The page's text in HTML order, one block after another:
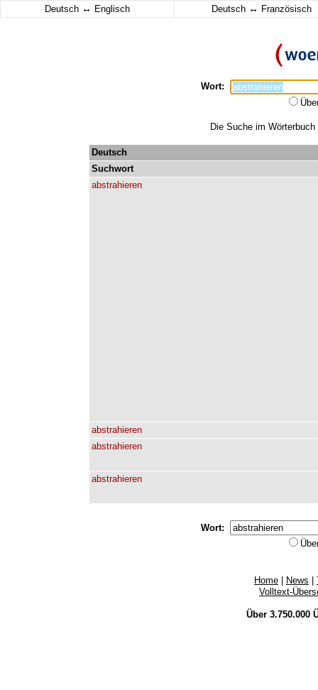
Deutsch ↔ Englisch Deutsch ↔ Französisch
Wort:
Die Suche im
Deutsch
Suchwort
abstrahieren
abstrahieren
abstrahieren
abstrahieren
Wort:
Home News
Volltext-
Über 3.750.000